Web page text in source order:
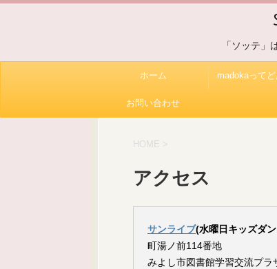
「ソッテ」
ホーム madokaってど
お問い合わせ
HOME >
アクセス
サンライブ(水曜日キッズダ
町湯ノ前114番地
みよし市図書館学習交流プラ